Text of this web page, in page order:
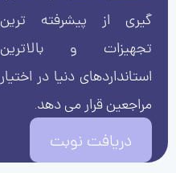
گیری از پیشرفته ترین
تجهیزات و بالاترین
استانداردهای دنیا در اختیار
مراجعین قرار می دهد.
دریافت نوبت